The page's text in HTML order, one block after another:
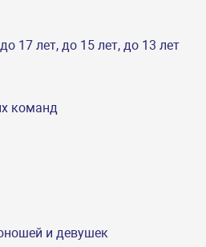
17 лет, до 15 лет, до 13 лет
команд
и девушек